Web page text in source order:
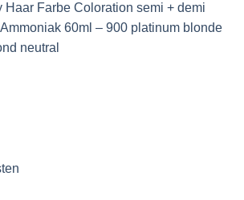
Haar Farbe Coloration semi + demi
60ml – 900 platinum blonde
neutral